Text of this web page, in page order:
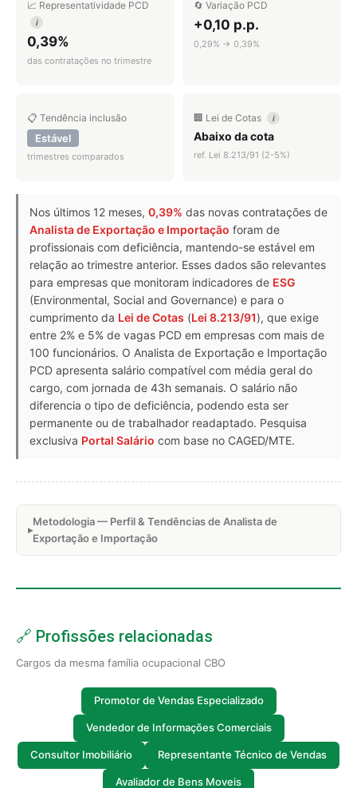
📈 Representatividade PCD
i
0,39%
das contratações no trimestre
🔄 Variação PCD
+0,10 p.p.
0,29% → 0,39%
📋 Tendência inclusão
Estável
trimestres comparados
🏢 Lei de Cotas i
Abaixo da cota
ref. Lei 8.213/91 (2-5%)
Nos últimos 12 meses, 0,39% das novas contratações de
Analista de Exportação e Importação foram de
profissionais com deficiência, mantendo-se estável em
relação ao trimestre anterior. Esses dados são relevantes
para empresas que monitoram indicadores de ESG
(Environmental, Social and Governance) e para o
cumprimento da Lei de Cotas (Lei 8.213/91), que exige
entre 2% e 5% de vagas PCD em empresas com mais de
100 funcionários. O Analista de Exportação e Importação
PCD apresenta salário compatível com média geral do
cargo, com jornada de 43h semanais. O salário não
diferencia o tipo de deficiência, podendo esta ser
permanente ou de trabalhador readaptado. Pesquisa
exclusiva Portal Salário com base no CAGED/MTE.
Metodologia — Perfil & Tendências de Analista de
Exportação e Importação
🔗 Profissões relacionadas
Cargos da mesma família ocupacional CBO
Promotor de Vendas Especializado
Vendedor de Informações Comerciais
Consultor Imobiliário Representante Técnico de Vendas
Avaliador de Bens Moveis